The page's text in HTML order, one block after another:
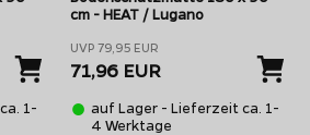
1-
cm - HEAT / Lugano
UVP 79,95 EUR
71,96 EUR
auf Lager - Lieferzeit ca. 1-
4 Werktage